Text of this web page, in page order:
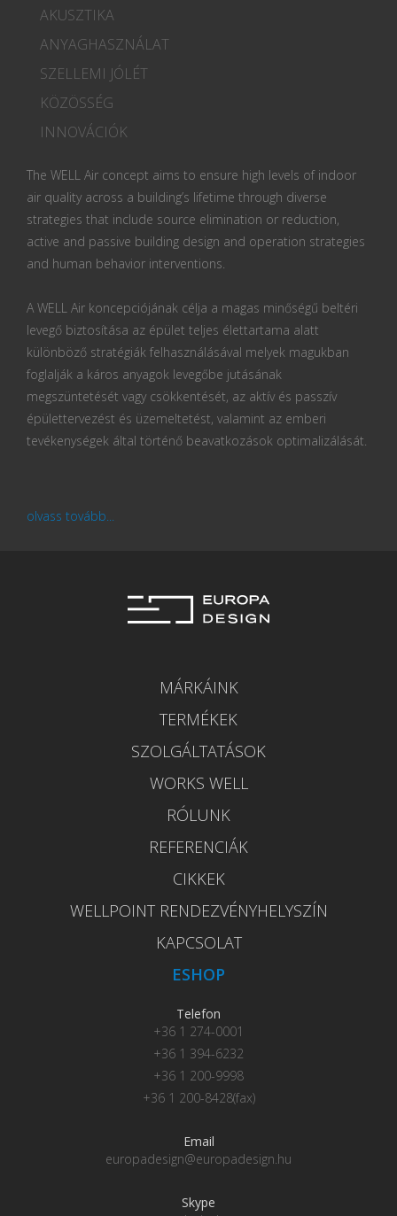
AKUSZTIKA
ANYAGHASZNÁLAT
SZELLEMI JÓLÉT
KÖZÖSSÉG
INNOVÁCIÓK
The WELL Air concept aims to ensure high levels of indoor
air quality across a building’s lifetime through diverse
strategies that include source elimination or reduction,
active and passive building design and operation strategies
and human behavior interventions.
A WELL Air koncepciójának célja a magas minőségű beltéri
levegő biztosítása az épület teljes élettartama alatt
különböző stratégiák felhasználásával melyek magukban
foglalják a káros anyagok levegőbe jutásának
megszüntetését vagy csökkentését, az aktív és passzív
épülettervezést és üzemeltetést, valamint az emberi
tevékenységek által történő beavatkozások optimalizálását.
olvass tovább...
MÁRKÁINK
TERMÉKEK
SZOLGÁLTATÁSOK
WORKS WELL
RÓLUNK
REFERENCIÁK
CIKKEK
WELLPOINT RENDEZVÉNYHELYSZÍN
KAPCSOLAT
ESHOP
Telefon
+36 1 274-0001
+36 1 394-6232
+36 1 200-9998
+36 1 200-8428(fax)
Email
europadesign@europadesign.hu
Skype